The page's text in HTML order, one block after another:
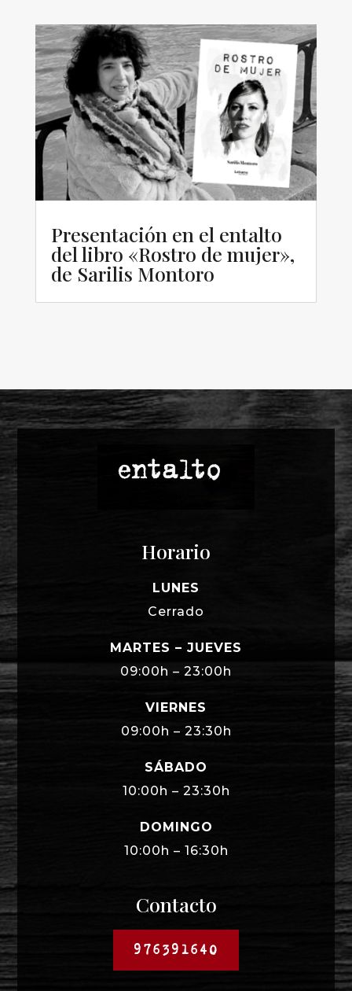
Presentación en el entalto
del libro «Rostro de mujer»,
de Sarilis Montoro
Horario
LUNES
Cerrado
MARTES – JUEVES
09:00h – 23:00h
VIERNES
09:00h – 23:30h
SÁBADO
10:00h – 23:30h
DOMINGO
10:00h – 16:30h
Contacto
976391640